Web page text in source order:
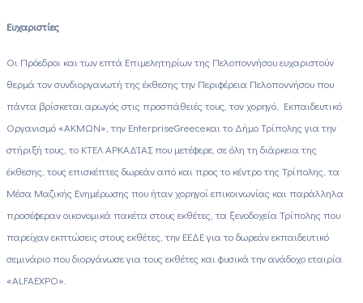
Ευχαριστίες
Οι Πρόεδροι και των επτά Επιμελητηρίων της Πελοποννήσου ευχαριστούν
θερμά τον συνδιοργανωτή της έκθεσης την Περιφέρεια Πελοποννήσου που
πάντα βρίσκεται αρωγός στις προσπάθειές τους, τον χορηγό, Εκπαιδευτικό
Οργανισμό «ΑΚΜΩΝ», την EnterpriseGreeceκαι το Δήμο Τρίπολης για την
στήριξή τους, το ΚΤΕΛ ΑΡΚΑΔΊΑΣ που μετέφερε, σε όλη τη διάρκεια της
έκθεσης, τους επισκέπτες δωρεάν από και προς το κέντρο της Τρίπολης, τα
Μέσα Μαζικής Ενημέρωσης που ήταν χορηγοί επικοινωνίας και παράλληλα
προσέφεραν οικονομικά πακέτα στους εκθέτες, τα ξενοδοχεία Τρίπολης που
παρείχαν εκπτώσεις στους εκθέτες, την ΕΕΔΕ για το δωρεάν εκπαιδευτικό
σεμινάριο που διοργάνωσε για τους εκθέτες και φυσικά την ανάδοχο εταιρία
«ALFAEXPO».